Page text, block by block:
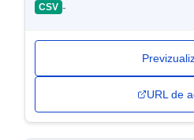
CSV -
URL de